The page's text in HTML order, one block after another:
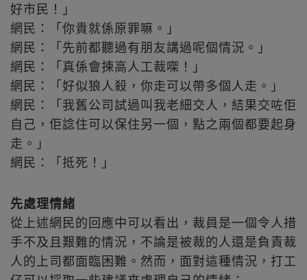
好市民！」
網民：「你貴就係原罪嘛。」
網民：「先前都聽過有朋友講過呢個情況。」
網民：「真係會揀高人工裁㗎！」
網民：「好似狼人殺，你走可以帶多個人走。」
網民：「我舊公司試過叫我老細交人，結果交咗佢
自己，佢諗住可以保住另一個，點之兩個都要起身
走。」
網民：「抵死！」
先處理情緒
從上述網民的回應中可以看出，裁員是一個令人措
手不及且艱難的情況，不論是被裁的人還是負責裁
人的上司都面臨困難。然而，面對這種情況，打工